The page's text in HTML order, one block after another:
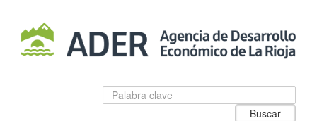
Salto
al
contenido
Datos
para
Introduzca
el
Buscar